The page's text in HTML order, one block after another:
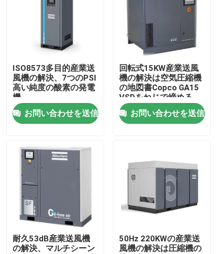
企業情報
会社案内
品質管理
お問い合わせ
見積依頼
ネジ式空気圧縮機
オイルによってあふれられる空気圧縮機
遠心空気圧縮機
ISO8573多目的産業送
風機の解決、7つのPSI
高い純度の酸素の発電
機
お問い合わせを送信
回転式15KW産業送風
機の解決は空気圧縮機
の地図書Copco GA15
VSDをねじで締める
お問い合わせを送信
耐久53dB産業送風機
の解決、マルチシーン
50Hz 220KWの産業送
風機の解決は圧縮機の